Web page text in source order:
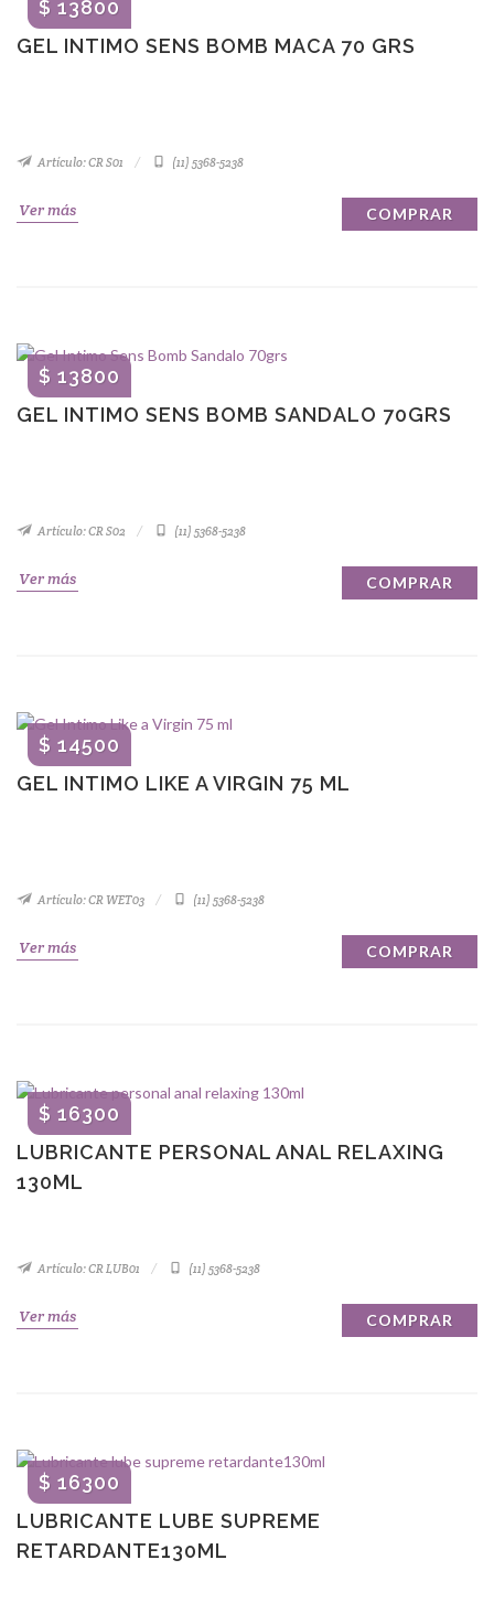
GEL INTIMO SENS BOMB MACA 70 GRS
$ 13800
Artículo: CR S01 (11) 5368-5238
Ver más COMPRAR
GEL INTIMO SENS BOMB SANDALO 70GRS
$ 13800
Artículo: CR S02 (11) 5368-5238
Ver más COMPRAR
GEL INTIMO LIKE A VIRGIN 75 ML
$ 14500
Artículo: CR WET03 (11) 5368-5238
Ver más COMPRAR
LUBRICANTE PERSONAL ANAL RELAXING
130ML
$ 16300
Artículo: CR LUB01 (11) 5368-5238
Ver más COMPRAR
LUBRICANTE LUBE SUPREME
RETARDANTE130ML
$ 16300